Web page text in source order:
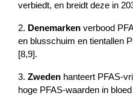
verbiedt, en breidt deze in
2. Denemarken verbood
en blusschuim en tientallen
[8,9].
3. Zweden hanteert PFAS-
hoge PFAS-waarden in